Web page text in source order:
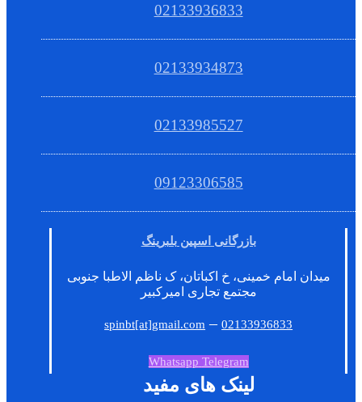
02133936833
02133934873
02133985527
09123306585
بازرگانی اسپین بلبرینگ
میدان امام خمینی، خ اکباتان، ک ناظم الاطبا جنوبی
مجتمع تجاری امیرکبیر
spinbt[at]gmail.com –02133936833
Whatsapp Telegram
لینک های مفید